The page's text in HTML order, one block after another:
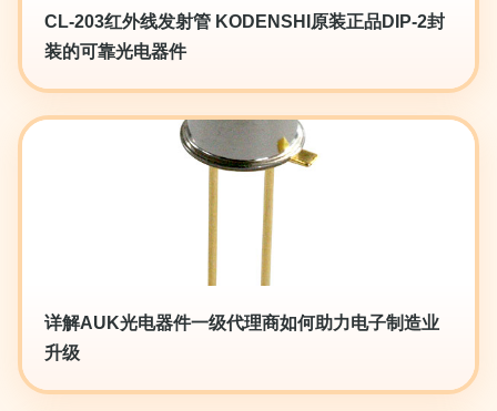
CL-203红外线发射管 KODENSHI原装正品DIP-2封
装的可靠光电器件
详解AUK光电器件一级代理商如何助力电子制造业
升级